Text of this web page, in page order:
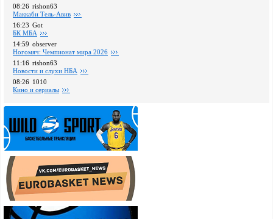
08:26 rishon63
Маккаби Тель-Авив
16:23 Got
БК МБА
14:59 observer
Ногомяч: Чемпионат мира 2026
11:16 rishon63
Новости и слухи НБА
08:26 1010
Кино и сериалы